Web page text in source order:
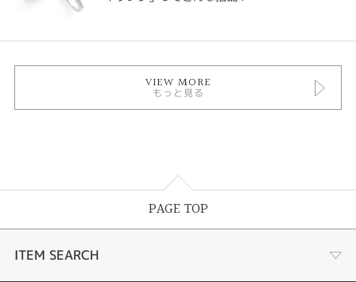
VIEW MORE
もっと見る
PAGE TOP
ITEM SEARCH